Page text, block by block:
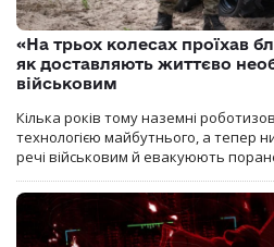
«На трьох колесах проїхав
як доставляють життєво
військовим
Кілька років тому наземні
технологією майбутнього, а тепер
речі військовим й евакуюють